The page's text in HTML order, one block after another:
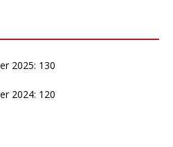
2025: 130
2024: 120